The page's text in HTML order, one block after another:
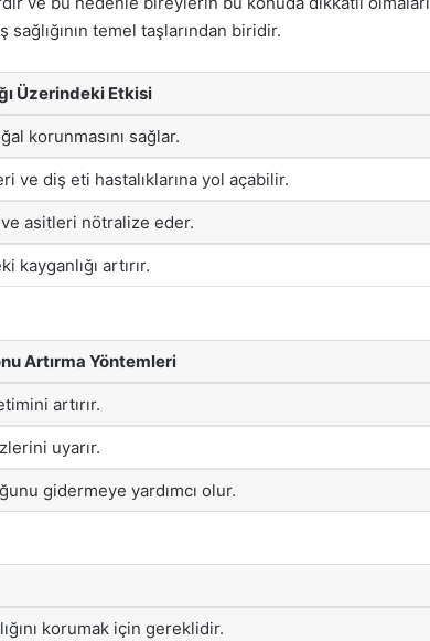
temel taşlarından biridir.
Üzerindeki Etkisi
korunmasını sağlar.
ve diş eti hastalıklarına yol açabilir.
asitleri nötralize eder.
kayganlığı artırır.
Artırma Yöntemleri
artırır.
uyarır.
gidermeye yardımcı olur.
korumak için gereklidir.